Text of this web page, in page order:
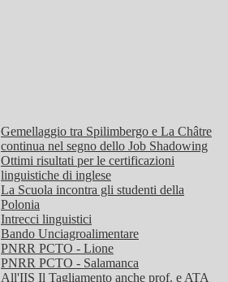
Gemellaggio tra Spilimbergo e La Châtre
continua nel segno dello Job Shadowing
Ottimi risultati per le certificazioni
linguistiche di inglese
La Scuola incontra gli studenti della
Polonia
Intrecci linguistici
Bando Unciagroalimentare
PNRR PCTO - Lione
PNRR PCTO - Salamanca
All'IIS Il Tagliamento anche prof. e ATA